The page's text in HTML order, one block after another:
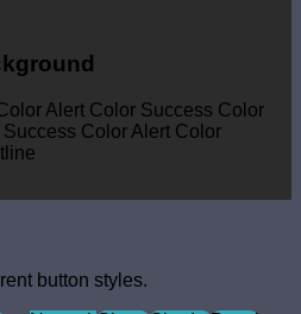
Alert Color Success Color
Success Color Alert Color
button styles.